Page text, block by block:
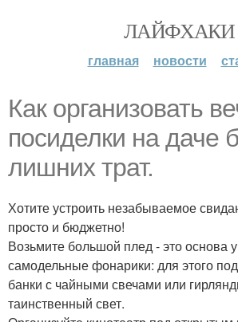
ЛАЙФХАКИ
главная новости
Как организовать
посиделки на даче
лишних трат.
Хотите устроить незабываемое
просто и бюджетно!
Возьмите большой плед - это основа
самодельные фонарики: для этого
банки с чайными свечами или
таинственный свет.